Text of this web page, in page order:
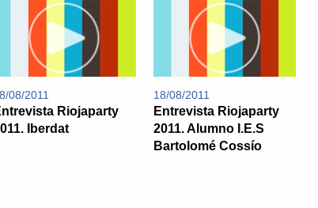
08/2011
Riojaparty
Iberdat
18/08/2011
Entrevista Riojaparty
2011. Alumno I.E.S
Bartolomé Cossío